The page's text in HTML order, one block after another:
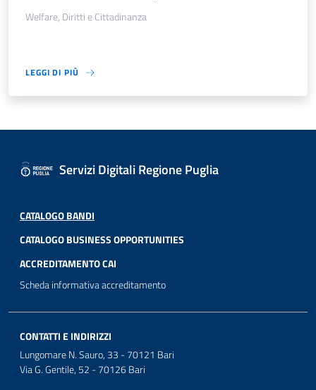
Welfare, Diritti e Cittadinanza
LEGGI DI PIÙ
Servizi Digitali Regione Puglia
CATALOGO BANDI
CATALOGO BUSINESS OPPORTUNITIES
ACCREDITAMENTO CAI
Scheda informativa accreditamento
CONTATTI E INDIRIZZI
Lungomare N. Sauro, 33 - 70121 Bari
Via G. Gentile, 52 - 70126 Bari